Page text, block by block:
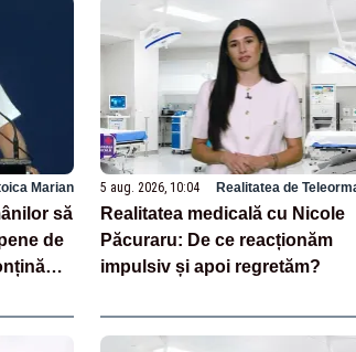
Marian
să
de
5 aug. 2026, 10:04 Realitatea de
Realitatea medicală cu Nicole
Păcuraru: De ce reacționăm
impulsiv și apoi regretăm?